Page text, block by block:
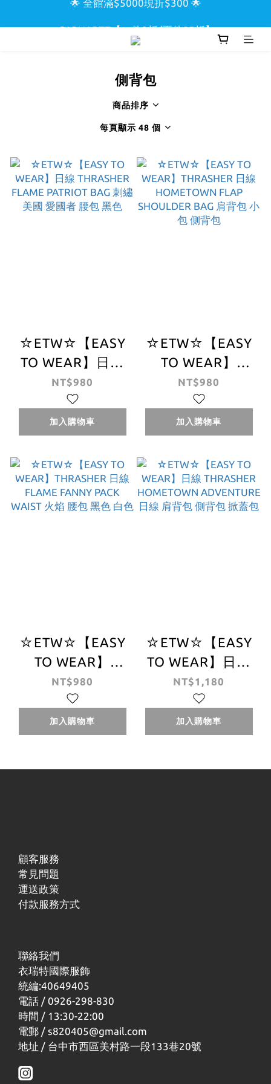
🌊 CARHARTT【一件9折/兩件85折】🌊
🌟 全館滿$5000現折$300 🌟
側背包
商品排序
每頁顯示 48 個
☆ETW☆【EASY
TO WEAR】日線
THRASHER
FLAME PATRIOT
BAG 刺繡 美國 愛
國者 腰包 黑色
NT$980
加入購物車
☆ETW☆【EASY
TO WEAR】
THRASHER 日線
HOMETOWN
FLAP SHOULDER
BAG 肩背包 小包
側背包
NT$980
加入購物車
☆ETW☆【EASY
TO WEAR】
THRASHER 日線
FLAME FANNY
PACK WAIST 火焰
腰包 黑色 白色
NT$980
加入購物車
☆ETW☆【EASY
TO WEAR】日線
THRASHER
HOMETOWN
ADVENTURE 日線
肩背包 側背包 掀
NT$1,180
加入購物車
顧客服務
常見問題
運送政策
付款服務方式
聯絡我們
衣瑞特國際服飾
統編:40649405
電話 / 0926-298-830
時間 / 13:30-22:00
電郵 / s820405@gmail.com
地址 / 台中市西區美村路一段133巷20號